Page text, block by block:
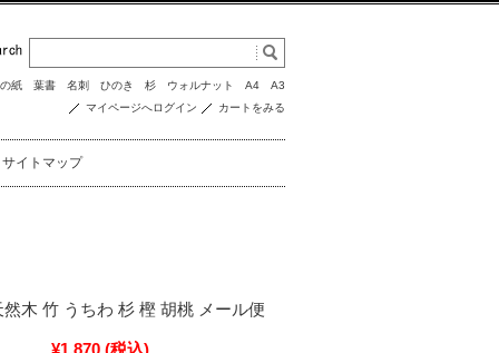
紙 葉書 名刺 ひのき 杉 ウォルナット A4
A3
マイページへログイン
カートをみる
サイトマップ
木 竹 うちわ 杉 樫 胡桃 メール便
¥1,870 (税込)